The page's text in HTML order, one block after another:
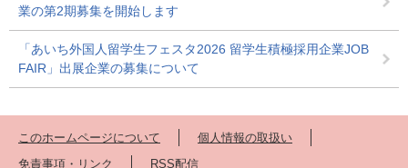
業の第2期募集を開始します
「あいち外国人留学生フェスタ2026 留学生積極採用企業JOB
FAIR」出展企業の募集について
このホームページについて
個人情報の取扱い
免責事項・リンク
RSS配信